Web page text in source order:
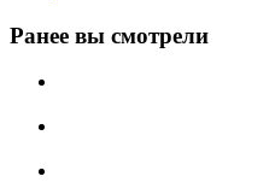
Ранее вы смотрели